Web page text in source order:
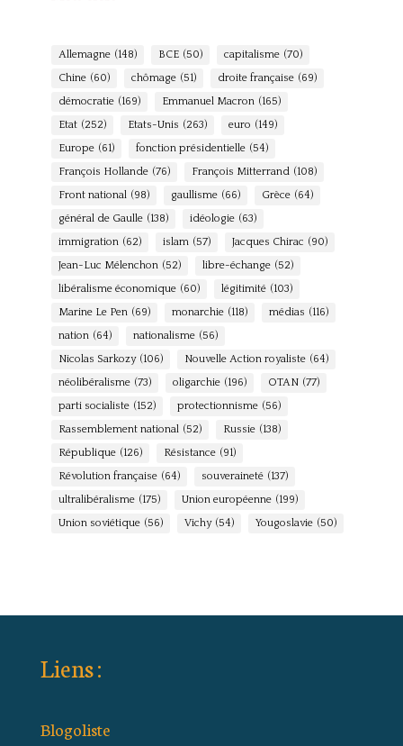
Allemagne (148) BCE (50) capitalisme (70)
Chine (60) chômage (51) droite française (69)
démocratie (169) Emmanuel Macron (165)
Etat (252) Etats-Unis (263) euro (149)
Europe (61) fonction présidentielle (54)
François Hollande (76) François Mitterrand (108)
Front national (98) gaullisme (66) Grèce (64)
général de Gaulle (138) idéologie (63)
immigration (62) islam (57) Jacques Chirac (90)
Jean-Luc Mélenchon (52) libre-échange (52)
libéralisme économique (60) légitimité (103)
Marine Le Pen (69) monarchie (118) médias (116)
nation (64) nationalisme (56)
Nicolas Sarkozy (106) Nouvelle Action royaliste (64)
néolibéralisme (73) oligarchie (196) OTAN (77)
parti socialiste (152) protectionnisme (56)
Rassemblement national (52) Russie (138)
République (126) Résistance (91)
Révolution française (64) souveraineté (137)
ultralibéralisme (175) Union européenne (199)
Union soviétique (56) Vichy (54) Yougoslavie (50)
Liens :
Blogoliste